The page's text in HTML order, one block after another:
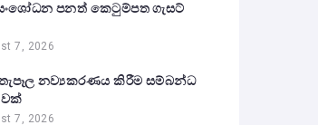
පනත් කෙටුම්පත ගැසට්
7, 2026
තැපෑල නව්‍යකරණය කිරීම සම්බන්ධ
7, 2026